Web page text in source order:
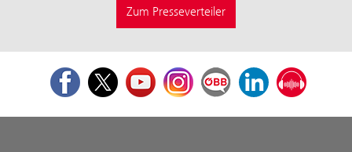
Zum Presseverteiler
FacebookTwitterYoutubeInstagramÖBB Corporate Blog
LinkedInPodcast